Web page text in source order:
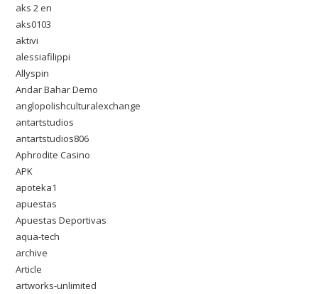
aks 2 en
aks0103
aktivi
alessiafilippi
Allyspin
Andar Bahar Demo
anglopolishculturalexchange
antartstudios
antartstudios806
Aphrodite Casino
APK
apoteka1
apuestas
Apuestas Deportivas
aqua-tech
archive
Article
artworks-unlimited